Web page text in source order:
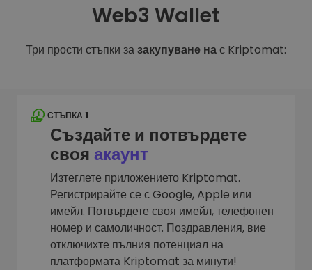
Web3 Wallet
Три прости стъпки зазакупуване нас Kriptomat:
СТЪПКА 1
Създайте и потвърдете
своя акаунт
Изтеглете приложението Kriptomat.
Регистрирайте се с Google, Apple или
имейл. Потвърдете своя имейл, телефонен
номер и самоличност. Поздравления, вие
отключихте пълния потенциал на
платформата Kriptomat за минути!